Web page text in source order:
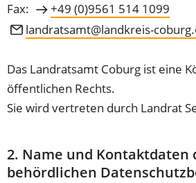
Fax:
+49 (0)9561 514 1099
landratsamt
landkreis-coburg
Das Landratsamt Coburg ist eine
öffentlichen Rechts.
Sie wird vertreten durch Landrat
2. Name und Kontaktdaten
behördlichen